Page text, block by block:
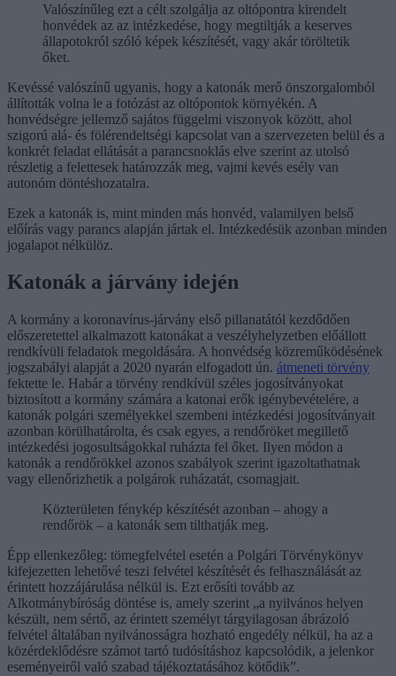
Valószínűleg ezt a célt szolgálja az oltópontra kirendelt
honvédek az az intézkedése, hogy megtiltják a keserves
állapotokról szóló képek készítését, vagy akár töröltetik
őket.
Kevéssé valószínű ugyanis, hogy a katonák merő önszorgalomból
állították volna le a fotózást az oltópontok környékén. A
honvédségre jellemző sajátos függelmi viszonyok között, ahol
szigorú alá- és fölérendeltségi kapcsolat van a szervezeten belül és a
konkrét feladat ellátását a parancsnoklás elve szerint az utolsó
részletig a felettesek határozzák meg, vajmi kevés esély van
autonóm döntéshozatalra.
Ezek a katonák is, mint minden más honvéd, valamilyen belső
előírás vagy parancs alapján jártak el. Intézkedésük azonban minden
jogalapot nélkülöz.
Katonák a járvány idején
A kormány a koronavírus-járvány első pillanatától kezdődően
előszeretettel alkalmazott katonákat a veszélyhelyzetben előállott
rendkívüli feladatok megoldására. A honvédség közreműködésének
jogszabályi alapját a 2020 nyarán elfogadott ún. átmeneti törvény
fektette le. Habár a törvény rendkívül széles jogosítványokat
biztosított a kormány számára a katonai erők igénybevételére, a
katonák polgári személyekkel szembeni intézkedési jogosítványait
azonban körülhatárolta, és csak egyes, a rendőröket megillető
intézkedési jogosultságokkal ruházta fel őket. Ilyen módon a
katonák a rendőrökkel azonos szabályok szerint igazoltathatnak
vagy ellenőrizhetik a polgárok ruházatát, csomagjait.
Közterületen fénykép készítését azonban – ahogy a
rendőrök – a katonák sem tilthatják meg.
Épp ellenkezőleg: tömegfelvétel esetén a Polgári Törvénykönyv
kifejezetten lehetővé teszi felvétel készítését és felhasználását az
érintett hozzájárulása nélkül is. Ezt erősíti tovább az
Alkotmánybíróság döntése is, amely szerint „a nyilvános helyen
készült, nem sértő, az érintett személyt tárgyilagosan ábrázoló
felvétel általában nyilvánosságra hozható engedély nélkül, ha az a
közérdeklődésre számot tartó tudósításhoz kapcsolódik, a jelenkor
eseményeiről való szabad tájékoztatásához kötődik”.